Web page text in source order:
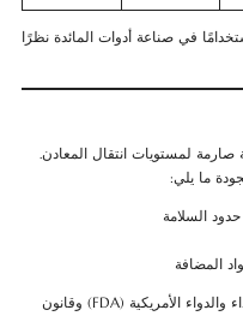
304 المادة الأكثر استخدامًا في صناعة أدوات المائدة نظرًا
صارمة لمستويات انتقال المعادن.
ما يلي:
السلامة
المضافة
تشمل المعايير الدولية الشائعة لوائح إدارة الغذاء والدواء الأمريكية (FDA) وقانون